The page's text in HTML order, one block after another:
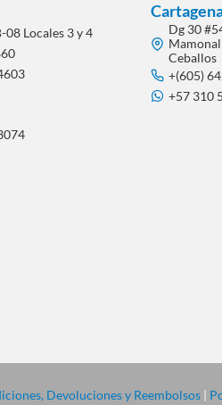
08 Locales 3 y 4
Dg 30
Ceballos
+(605)
+57 310
Devoluciones y Reembolsos|